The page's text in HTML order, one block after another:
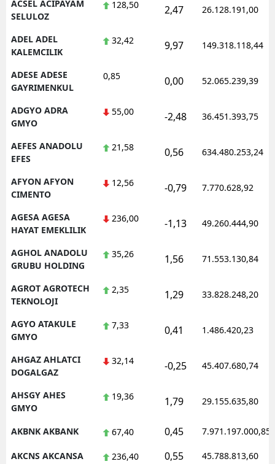
ACSEL ACIPAYAM
SELULOZ
128,50 2,47 26.128.191,00
ADEL ADEL
KALEMCILIK
32,42 9,97 149.318.118,44
ADESE ADESE
GAYRIMENKUL
0,85 0,00 52.065.239,39
ADGYO ADRA
GMYO
55,00 -2,48 36.451.393,75
AEFES ANADOLU
EFES
21,58 0,56 634.480.253,24
AFYON AFYON
CIMENTO
12,56 -0,79 7.770.628,92
AGESA AGESA
HAYAT EMEKLILIK
236,00 -1,13 49.260.444,90
AGHOL ANADOLU
GRUBU HOLDING
35,26 1,56 71.553.130,84
AGROT AGROTECH
TEKNOLOJI
2,35 1,29 33.828.248,20
AGYO ATAKULE
GMYO
7,33 0,41 1.486.420,23
AHGAZ AHLATCI
DOGALGAZ
32,14 -0,25 45.407.680,74
AHSGY AHES
GMYO
19,36 1,79 29.155.635,80
AKBNK AKBANK 67,40 0,45 7.971.197.000,85
AKCNS AKCANSA 236,40 0,55 45.788.813,60